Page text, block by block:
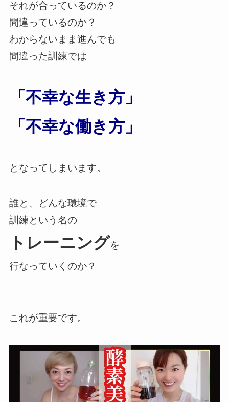
それが合っているのか？
間違っているのか？
わからないまま進んでも
間違った訓練では
「不幸な生き方」
「不幸な働き方」
となってしまいます。
誰と、どんな環境で
訓練という名の
トレーニングを
行なっていくのか？
これが重要です。